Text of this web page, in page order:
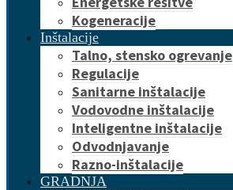
Kogeneracije
Inštalacije
Talno, stensko ogrevanje
Regulacije
Sanitarne inštalacije
Vodovodne inštalacije
Inteligentne inštalacije
Odvodnjavanje
Razno-inštalacije
GRADNJA